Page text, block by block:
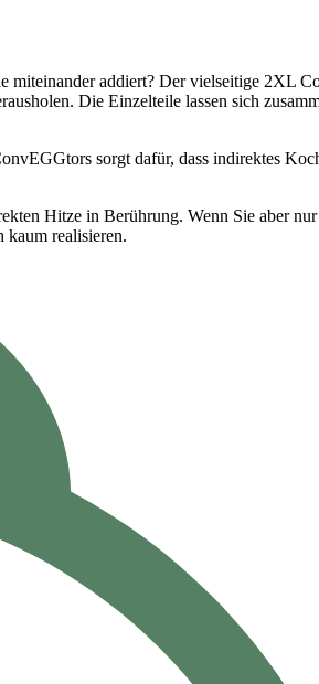
miteinander addiert? Der vielseitige 2XL
Die Einzelteile lassen sich
sorgt dafür, dass indirektes
Hitze in Berührung. Wenn Sie aber
kaum realisieren.